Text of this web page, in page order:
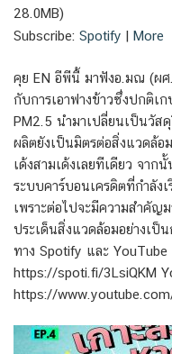
28.0MB)
Subscribe: Spotify | More
คุย EN อีพีนี้ มาฟังอ.มณ (ผศ.
กับการเอาฟางข้าวซึ่งปกติเ
PM2.5 นำมาเปลี่ยนเป็นวัส
ผลิตยังเป็นมิตรต่อสิ่งแวดล้อ
เด้งสามเด้งเลยทีเดียว จาก
ระบบคาร์บอนเครดิตที่กำลัง
เพราะต่อไปจะมีความสำคัญ
ประเด็นสิ่งแวดล้อมอย่างเป็
ทาง Spotify และ YouTube
https://spoti.fi/3LsiQKM
https://